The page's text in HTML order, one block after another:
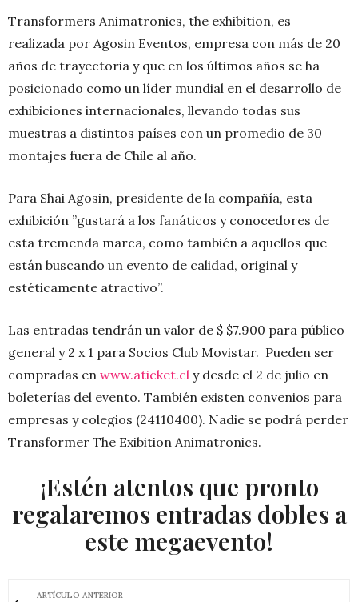
Transformers Animatronics, the exhibition, es
realizada por Agosin Eventos, empresa con más de 20
años de trayectoria y que en los últimos años se ha
posicionado como un líder mundial en el desarrollo de
exhibiciones internacionales, llevando todas sus
muestras a distintos países con un promedio de 30
montajes fuera de Chile al año.
Para Shai Agosin, presidente de la compañía, esta
exhibición ”gustará a los fanáticos y conocedores de
esta tremenda marca, como también a aquellos que
están buscando un evento de calidad, original y
estéticamente atractivo”.
Las entradas tendrán un valor de $ $7.900 para público
general y 2 x 1 para Socios Club Movistar. Pueden ser
compradas en www.aticket.cl y desde el 2 de julio en
boleterías del evento. También existen convenios para
empresas y colegios (24110400). Nadie se podrá perder
Transformer The Exibition Animatronics.
¡Estén atentos que pronto
regalaremos entradas dobles a
este megaevento!
ARTÍCULO ANTERIOR